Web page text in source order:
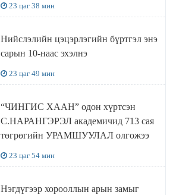
23 цаг 38 мин
Нийслэлийн цэцэрлэгийн бүртгэл энэ
сарын 10-наас эхэлнэ
23 цаг 49 мин
“ЧИНГИС ХААН” одон хүртсэн
С.НАРАНГЭРЭЛ академичид 713 сая
төгрөгийн УРАМШУУЛАЛ олгожээ
23 цаг 54 мин
Нэгдүгээр хорооллын арын замыг